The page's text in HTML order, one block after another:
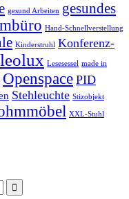
gesund Arbeiten gesundes
Hand-Schnellverstellung
Kinderstruhl Konferenz-
leolux Lesesessel made in
Openspace PID
Stehleuchte Stizobjekt
XXL-Stuhl